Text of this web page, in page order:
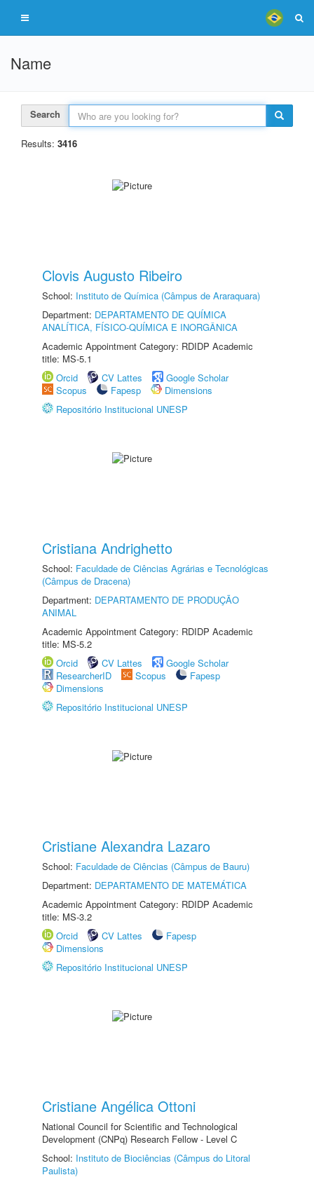
Name
Search
Results: 3416
Clovis Augusto Ribeiro
School: Instituto de Química (Câmpus de Araraquara)
Department: DEPARTAMENTO DE QUÍMICA
ANALÍTICA, FÍSICO-QUÍMICA E INORGÂNICA
Academic Appointment Category: RDIDP Academic
title: MS-5.1
Orcid
CV Lattes
Google Scholar
Scopus
Fapesp
Dimensions
Repositório Institucional UNESP
Cristiana Andrighetto
School: Faculdade de Ciências Agrárias e Tecnológicas
(Câmpus de Dracena)
Department: DEPARTAMENTO DE PRODUÇÃO
ANIMAL
Academic Appointment Category: RDIDP Academic
title: MS-5.2
Orcid
CV Lattes
Google Scholar
ResearcherID
Scopus
Fapesp
Dimensions
Repositório Institucional UNESP
Cristiane Alexandra Lazaro
School: Faculdade de Ciências (Câmpus de Bauru)
Department: DEPARTAMENTO DE MATEMÁTICA
Academic Appointment Category: RDIDP Academic
title: MS-3.2
Orcid
CV Lattes
Fapesp
Dimensions
Repositório Institucional UNESP
Cristiane Angélica Ottoni
National Council for Scientific and Technological
Development (CNPq) Research Fellow - Level C
School: Instituto de Biociências (Câmpus do Litoral
Paulista)